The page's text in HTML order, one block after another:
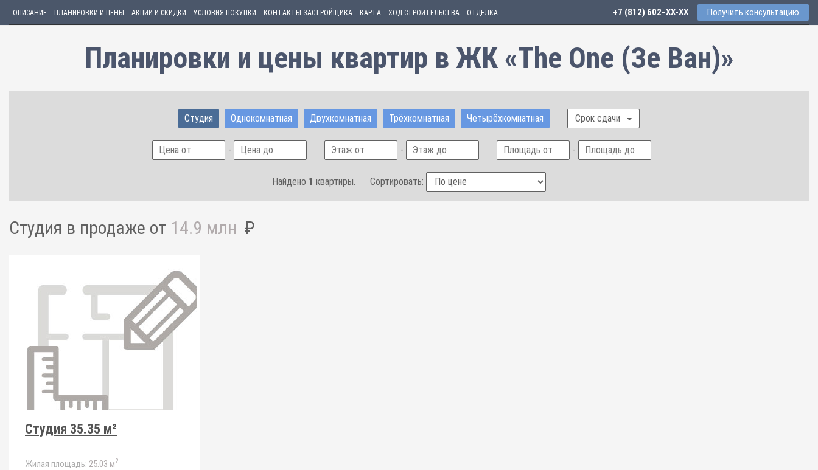
ОПИСАНИЕ ПЛАНИРОВКИ И ЦЕНЫ АКЦИИ И СКИДКИ УСЛОВИЯ ПОКУПКИ КОНТАКТЫ ЗАСТРОЙЩИКА КАРТА ХОД СТРОИТЕЛЬСТВА ОТДЕЛКА +7 (812) 602-44-77 Получить консультацию
Планировки и цены квартир в ЖК «The One (Зе Ван)»
Студия Однокомнатная Двухкомнатная Трёхкомнатная Четырёхкомнатная Срок сдачи
- - -
Найдено 1 квартиры. Сортировать:
Студия в продаже от 14.9 млн ₽
Студия 35.35 м²
Жилая площадь: 25.03 м2